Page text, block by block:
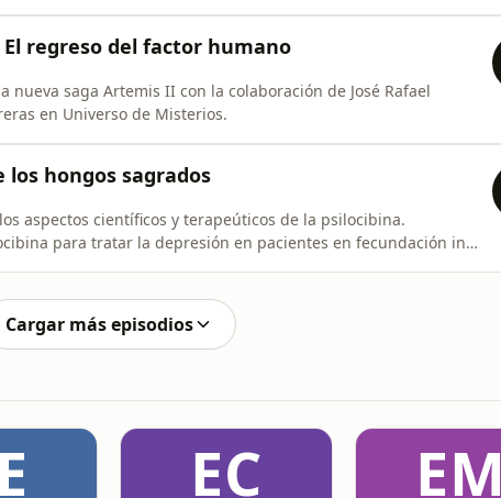
regreso del factor humano
nueva saga Artemis II con la colaboración de José Rafael
en Universo de Misterios.
los hongos sagrados
aspectos científicos y terapeúticos de la psilocibina.
para tratar la depresión en pacientes en fecundación in
Cargar más episodios
EC EM